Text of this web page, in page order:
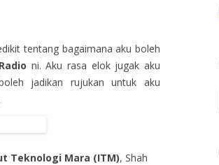
tentang bagaimana aku boleh
ni. Aku rasa elok jugak aku
jadikan rujukan untuk aku
Teknologi Mara (ITM), Shah